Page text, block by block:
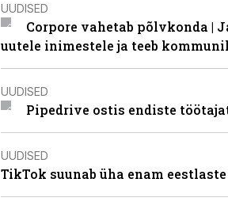
UUDISED
Corpore vahetab põlvkonda |
uutele inimestele ja teeb
UUDISED
Pipedrive ostis endiste
UUDISED
TikTok suunab üha enam